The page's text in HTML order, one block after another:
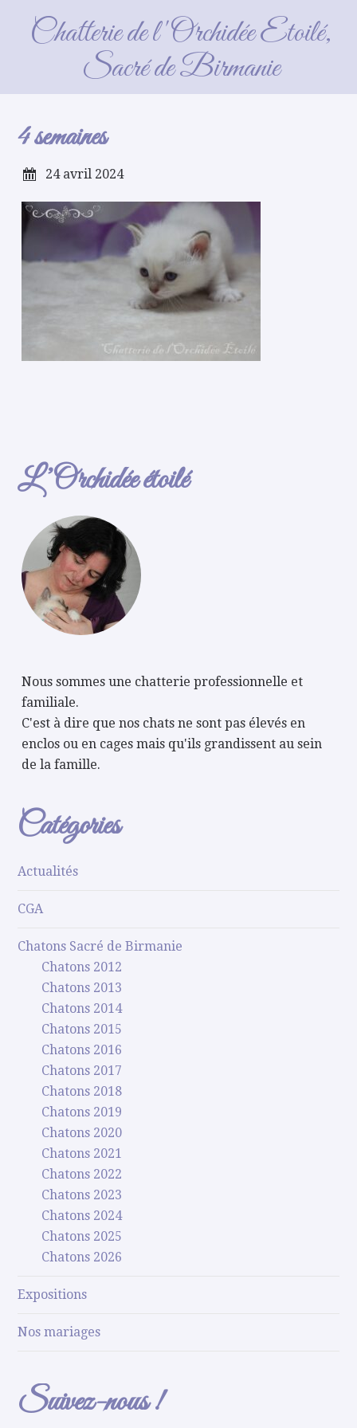
Chatterie de l'Orchidée Etoilé,
Sacré de Birmanie
4 semaines
4 semaines
24 avril 2024
L’Orchidée étoilé
Nous sommes une chatterie professionnelle et
familiale.
C'est à dire que nos chats ne sont pas élevés en
enclos ou en cages mais qu'ils grandissent au sein
de la famille.
Catégories
Actualités
CGA
Chatons Sacré de Birmanie
Chatons 2012
Chatons 2013
Chatons 2014
Chatons 2015
Chatons 2016
Chatons 2017
Chatons 2018
Chatons 2019
Chatons 2020
Chatons 2021
Chatons 2022
Chatons 2023
Chatons 2024
Chatons 2025
Chatons 2026
Expositions
Nos mariages
Suivez-nous !